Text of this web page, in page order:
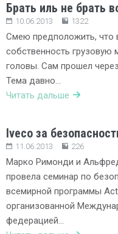
Брать иль не брать
10.06.2013 1322
Смею предположить, что
собственность грузовую
головы. Сам прошел
Тема давно…
Читать дальше
Iveco за
11.06.2013 226
Марко Римонди и
провела семинар по
всемирной программы
организованной
федерацией…